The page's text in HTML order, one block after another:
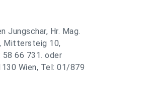
Jungschar, Hr. Mag.
Mittersteig 10,
66 731. oder
Wien, Tel: 01/879